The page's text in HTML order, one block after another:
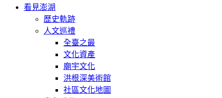
看見澎湖
歷史軌跡
人文巡禮
全臺之最
文化資產
廟宇文化
洪根深美術館
社區文化地圖